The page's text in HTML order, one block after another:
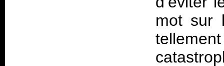
mot sur